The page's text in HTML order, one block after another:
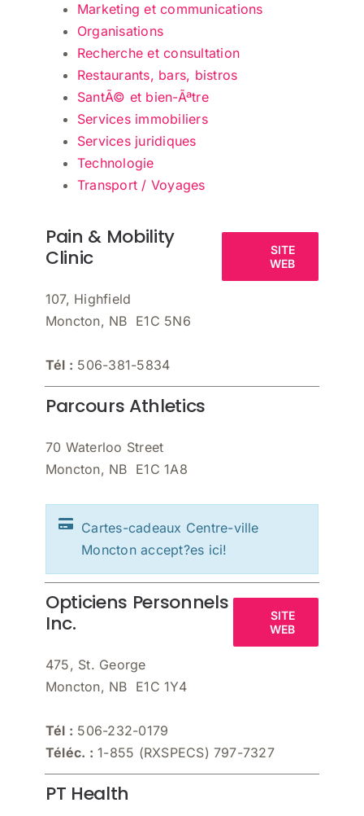
Marketing et communications
Organisations
Recherche et consultation
Restaurants, bars, bistros
SantÃ© et bien-Ãªtre
Services immobiliers
Services juridiques
Technologie
Transport / Voyages
Pain & Mobility
Clinic
SITE
WEB
107, Highfield
Moncton, NB E1C 5N6
Tél : 506-381-5834
Parcours Athletics
70 Waterloo Street
Moncton, NB E1C 1A8
Cartes-cadeaux Centre-ville
Moncton accept?es ici!
Opticiens Personnels
Inc.
SITE
WEB
475, St. George
Moncton, NB E1C 1Y4
Tél : 506-232-0179
Téléc. : 1-855 (RXSPECS) 797-7327
PT Health